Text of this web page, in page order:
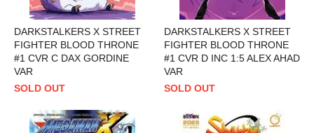
DARKSTALKERS X STREET
FIGHTER BLOOD THRONE
#1 CVR C DAX GORDINE
VAR
SOLD OUT
DARKSTALKERS X STREET
FIGHTER BLOOD THRONE
#1 CVR D INC 1:5 ALEX AHAD
VAR
SOLD OUT